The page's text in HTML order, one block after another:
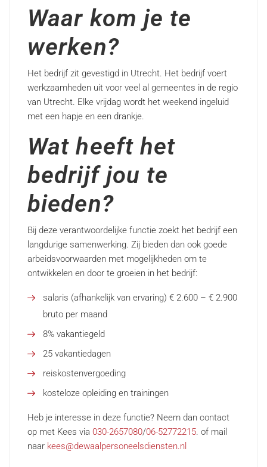
Waar kom je te
werken?
Het bedrijf zit gevestigd in Utrecht. Het bedrijf voert
werkzaamheden uit voor veel al gemeentes in de regio
van Utrecht. Elke vrijdag wordt het weekend ingeluid
met een hapje en een drankje.
Wat heeft het
bedrijf jou te
bieden?
Bij deze verantwoordelijke functie zoekt het bedrijf een
langdurige samenwerking. Zij bieden dan ook goede
arbeidsvoorwaarden met mogelijkheden om te
ontwikkelen en door te groeien in het bedrijf:
salaris (afhankelijk van ervaring) € 2.600 – € 2.900
bruto per maand
8% vakantiegeld
25 vakantiedagen
reiskostenvergoeding
kosteloze opleiding en trainingen
Heb je interesse in deze functie? Neem dan contact
op met Kees via 030-2657080/06-52772215. of mail
naar kees@dewaalpersoneelsdiensten.nl